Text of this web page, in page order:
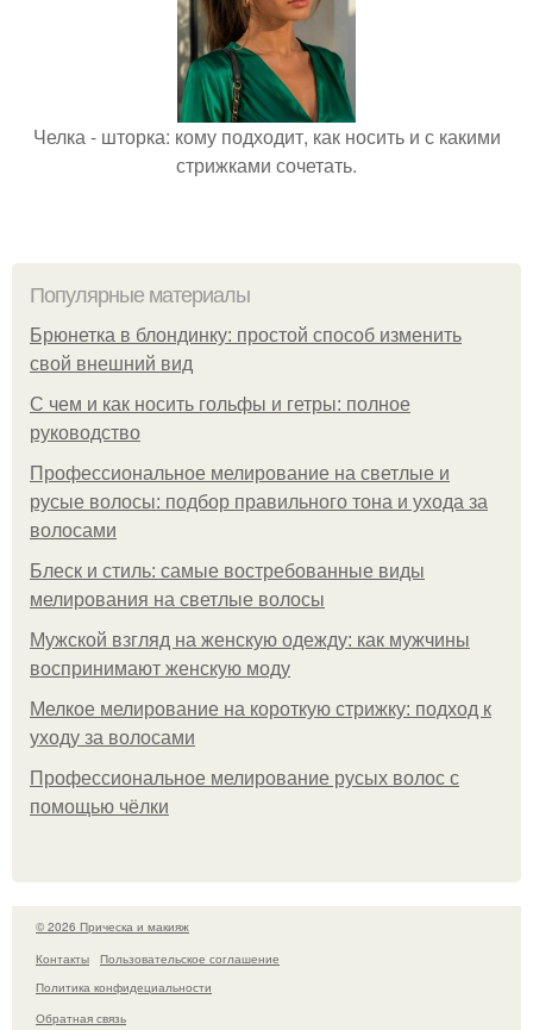
Челка - шторка: кому подходит, как носить и с какими
стрижками сочетать.
Популярные материалы
Брюнетка в блондинку: простой способ изменить
свой внешний вид
С чем и как носить гольфы и гетры: полное
руководство
Профессиональное мелирование на светлые и
русые волосы: подбор правильного тона и ухода за
волосами
Блеск и стиль: самые востребованные виды
мелирования на светлые волосы
Мужской взгляд на женскую одежду: как мужчины
воспринимают женскую моду
Мелкое мелирование на короткую стрижку: подход к
уходу за волосами
Профессиональное мелирование русых волос с
помощью чёлки
© 2026 Прическа и макияж
Контакты
Пользовательское соглашение
Политика конфидециальности
Обратная связь